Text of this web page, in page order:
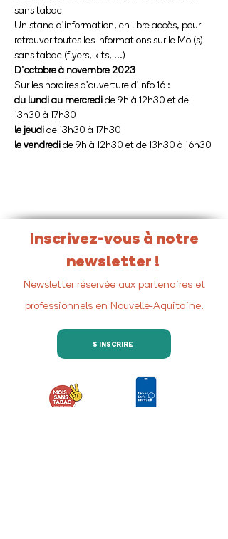
sans tabac
Un stand d'information, en libre accès, pour
retrouver toutes les informations sur le Moi(s)
sans tabac (flyers, kits, ...)
D'octobre à novembre 2023
du lundi au mercredi de 9h à 12h30 et de
le jeudi
le vendredi de 9h à 12h30 et de 13h30 à 16h30
Inscrivez-vous à notre
newsletter !
Newsletter réservée aux partenaires et
professionnels en Nouvelle-Aquitaine.
S'INSCRIRE